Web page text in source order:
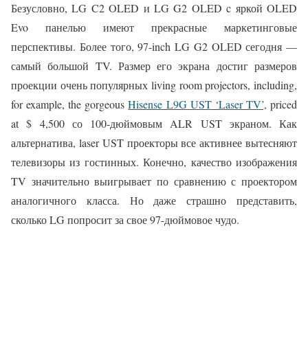
Безусловно, LG C2 OLED и LG G2 OLED c яркой OLED
Evo панелью имеют прекрасные маркетинговые
перспективы. Более того, 97-inch LG G2 OLED сегодня —
самый большой TV. Размер его экрана достиг размеров
проекции очень популярных living room projectors, including,
for example, the gorgeousHisense L9G UST ‘Laser TV’, priced
at $ 4,500 со 100-дюймовым ALR UST экраном. Как
альтернатива, laser UST проекторы все активнее вытесняют
телевизоры из гостинных. Конечно, качество изображения
TV значительно выигрывает по сравнению с проектором
аналогичного класса. Но даже страшно представить,
сколько LG попросит за свое 97-дюймовое чудо.